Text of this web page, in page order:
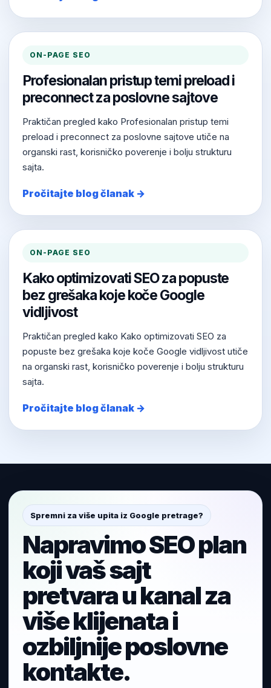
ON-PAGE SEO
Profesionalan pristup temi preload i
preconnect za poslovne sajtove
Praktičan pregled kako Profesionalan pristup temi
preload i preconnect za poslovne sajtove utiče na
organski rast, korisničko poverenje i bolju strukturu
sajta.
Pročitajte blog članak →
ON-PAGE SEO
Kako optimizovati SEO za popuste
bez grešaka koje koče Google
vidljivost
Praktičan pregled kako Kako optimizovati SEO za
popuste bez grešaka koje koče Google vidljivost utiče
na organski rast, korisničko poverenje i bolju strukturu
sajta.
Pročitajte blog članak →
Spremni za više upita iz Google pretrage?
Napravimo SEO plan
koji vaš sajt
pretvara u kanal za
više klijenata i
ozbiljnije poslovne
kontakte.